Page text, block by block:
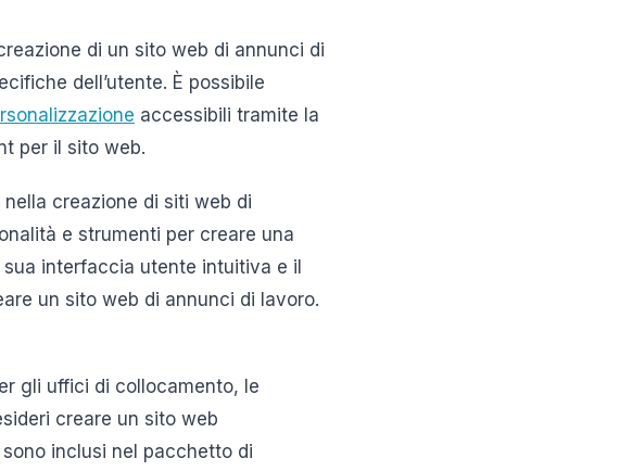
di un sito web di annunci di
dell’utente. È possibile
accessibili tramite la
per il sito web.
creazione di siti web di
e strumenti per creare una
interfaccia utente intuitiva e il
un sito web di annunci di lavoro.
gli uffici di collocamento, le
creare un sito web
inclusi nel pacchetto di